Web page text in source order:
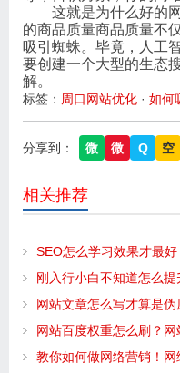
这就是为什么好的网
的商品质量商品质量不
吸引蜘蛛。毕竟，人工
要创建一个大型的生态
解。
标签： 周口网站优化 · 如何
分享到： 微 微 Q 空
相关推荐
SEO怎么学习效果才最
刚入行小白不知道怎么
网站文章怎么写才算是
网站百度权重怎么刷？
教你如何做网络营销！